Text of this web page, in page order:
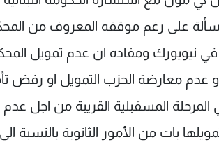
على رغم موقفه المعروف من
نيويورك ومفاده ان عدم تمويل
عدم معارضة الحزب التمويل او رفض
المسقبلية القريبة من اجل عدم
بات من الأمور الثانوية بالنسبة